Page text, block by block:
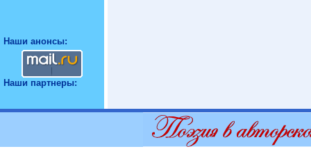
Наши анонсы:
Наши партнеры: